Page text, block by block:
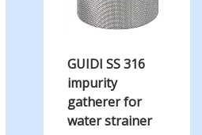
GUIDI SS 316
impurity
gatherer for
water strainer